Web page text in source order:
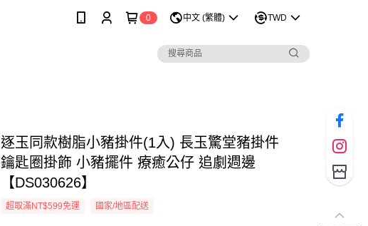
0 中文 (繁體) TWD
逐玉同款樹脂小豬掛件(1入) 長玉驚堂豬掛件
鑰匙圈掛飾 小豬擺件 療癒公仔 追劇週邊
【DS030626】
超取滿NT$599免運 國家/地區配送